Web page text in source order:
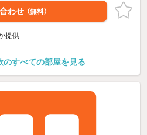
わせ （無料）
提供
のすべての部屋を見る